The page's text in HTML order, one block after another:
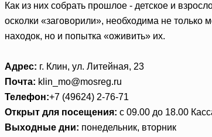
Как из них собрать прошлое - детское и
осколки «заговорили», необходима не только
находок, но и попытка «оживить» их.
Адрес: г. Клин, ул. Литейная, 23
Почта: klin_mo@mosreg.ru
Телефон:+7 (49624) 2-76-71
Открыт для посещения: с 09.00 до 18.00
Выходные дни: понедельник, вторник